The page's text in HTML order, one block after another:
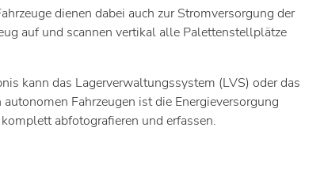
dienen dabei auch zur Stromversorgung der
auf und scannen vertikal alle Palettenstellplätze
kann das Lagerverwaltungssystem (LVS) oder das
Fahrzeugen ist die Energieversorgung
abfotografieren und erfassen.